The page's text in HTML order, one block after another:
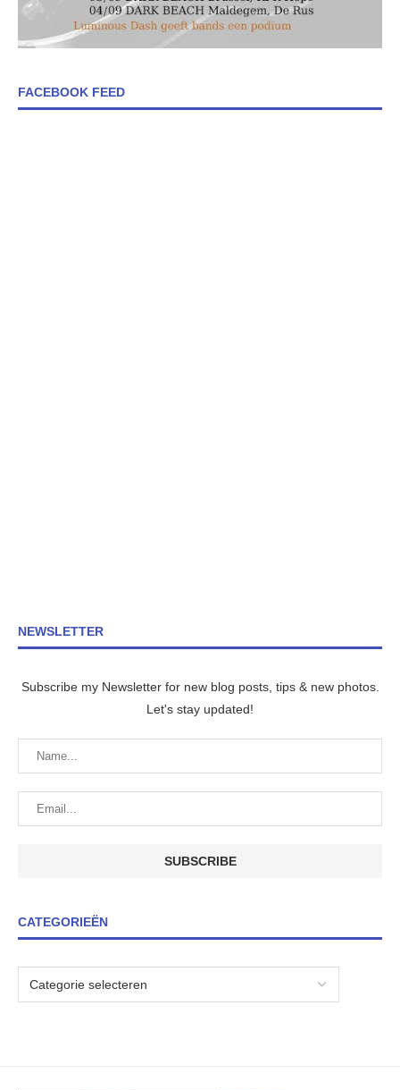
FACEBOOK FEED
NEWSLETTER
Subscribe my Newsletter for new blog posts, tips & new photos.
Let's stay updated!
CATEGORIEËN